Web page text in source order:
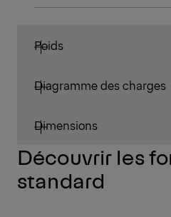
Poids
Diagramme des charges
Dimensions
Découvrir les
standard